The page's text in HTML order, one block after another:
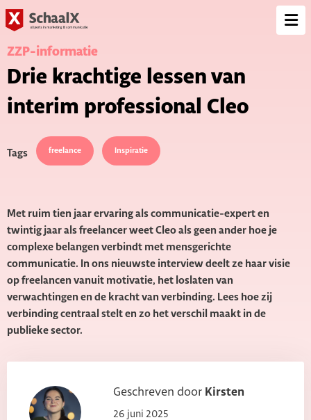
ZZP-informatie
Drie krachtige lessen van
interim professional Cleo
Tags freelance Inspiratie
Met ruim tien jaar ervaring als communicatie-expert en
twintig jaar als freelancer weet Cleo als geen ander hoe je
complexe belangen verbindt met mensgerichte
communicatie. In ons nieuwste interview deelt ze haar visie
op freelancen vanuit motivatie, het loslaten van
verwachtingen en de kracht van verbinding. Lees hoe zij
verbinding centraal stelt en zo het verschil maakt in de
publieke sector.
Geschreven door Kirsten
26 juni 2025